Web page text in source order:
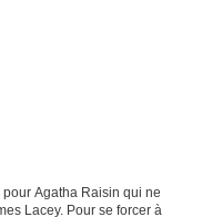
Agatha Raisin qui ne
Lacey. Pour se forcer à